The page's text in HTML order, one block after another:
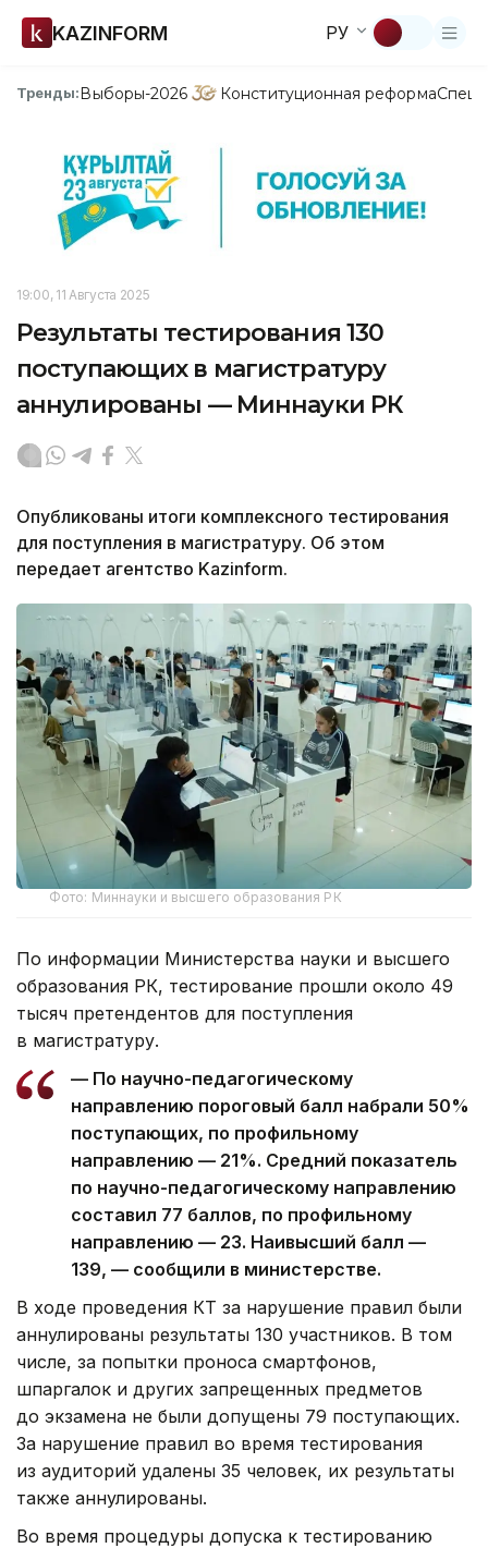
KAZINFORM РУ
Тренды:Выборы-2026 Конституционная реформа
19:00, 11 Августа 2025
Результаты тестирования 130
поступающих в магистратуру
аннулированы — Миннауки РК
Опубликованы итоги комплексного тестирования
для поступления в магистратуру. Об этом
передает агентство Kazinform.
Фото: Миннауки и высшего образования РК
По информации Министерства науки и высшего
образования РК, тестирование прошли около 49
тысяч претендентов для поступления
в магистратуру.
— По научно-педагогическому
направлению пороговый балл набрали 50%
поступающих, по профильному
направлению — 21%. Средний показатель
по научно-педагогическому направлению
составил 77 баллов, по профильному
направлению — 23. Наивысший балл —
139, — сообщили в министерстве.
В ходе проведения КТ за нарушение правил были
аннулированы результаты 130 участников. В том
числе, за попытки проноса смартфонов,
шпаргалок и других запрещенных предметов
до экзамена не были допущены 79 поступающих.
За нарушение правил во время тестирования
из аудиторий удалены 35 человек, их результаты
также аннулированы.
Во время процедуры допуска к тестированию